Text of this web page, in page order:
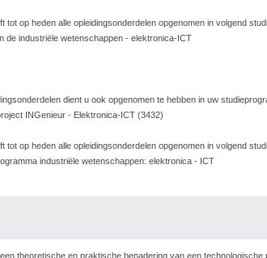
tot op heden alle opleidingsonderdelen opgenomen in volgend
de industriële wetenschappen - elektronica-ICT
dient u ook opgenomen te hebben in uw
INGenieur - Elektronica-ICT (3432)
tot op heden alle opleidingsonderdelen opgenomen in volgend
industriële wetenschappen: elektronica - ICT
theoretische en praktische benadering van een technologische